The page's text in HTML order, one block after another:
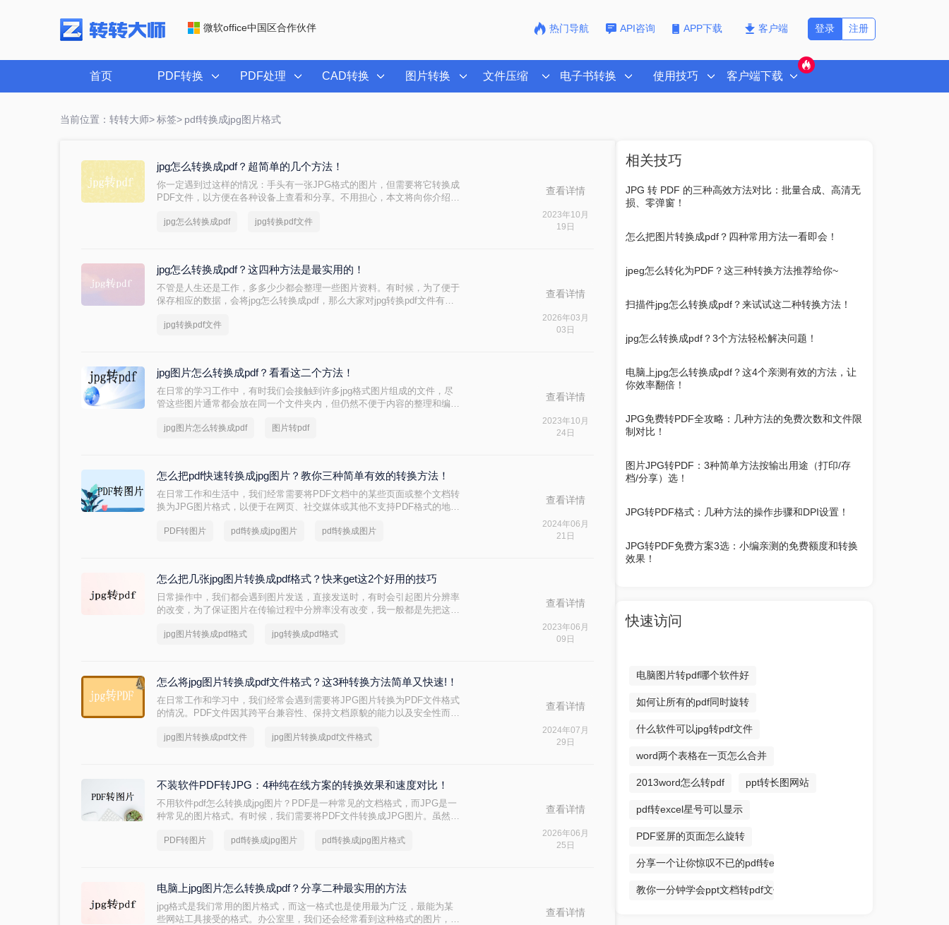
微软office中国区合作伙伴 热门导航 API咨询 APP下载 客户端 注册
登录
首页 PDF转换 PDF处理 CAD转换 图片转换 文件压缩 电子书转换 使用技巧 客户端下载
当前位置：转转大师> 标签> pdf转换成jpg图片格式
jpg怎么转换成pdf？超简单的几个方法！
你一定遇到过这样的情况：手头有一张JPG格式的图片，但需要将它转换成
PDF文件，以方便在各种设备上查看和分享。不用担心，本文将向你介绍
jpg怎么转换成pdf jpg转换pdf文件
查看详情
2023年10月
19日
jpg怎么转换成pdf？这四种方法是最实用的！
不管是人生还是工作，多多少少都会整理一些图片资料。有时候，为了便于
保存相应的数据，会将jpg怎么转换成pdf，那么大家对jpg转换pdf文件有多
些JPG转PDF的方法。
jpg转换pdf文件
查看详情
2026年03月
03日
jpg图片怎么转换成pdf？看看这二个方法！
在日常的学习工作中，有时我们会接触到许多jpg格式图片组成的文件，尽
管这些图片通常都会放在同一个文件夹内，但仍然不便于内容的整理和编
变为PDF格式文件，这样文件内容的位置就可以固定，编辑处理也更加方
jpg图片怎么转换成pdf 图片转pdf
查看详情
2023年10月
24日
怎么把pdf快速转换成jpg图片？教你三种简单有效的转换方法！
在日常工作和生活中，我们经常需要将PDF文档中的某些页面或整个文档转
换为JPG图片格式，以便于在网页、社交媒体或其他不支持PDF格式的地方
换成JPG图片的方法，帮助你轻松实现文件格式的转换。
PDF转图片 pdf转换成jpg图片 pdf转换成图片
查看详情
2024年06月
21日
怎么把几张jpg图片转换成pdf格式？快来get这2个好用的技巧
日常操作中，我们都会遇到图片发送，直接发送时，有时会引起图片分辨率
的改变，为了保证图片在传输过程中分辨率没有改变，我一般都是先把这些
就是我们今天要讲述的重点，下面一起来看看jpg转换成pdf格式的具体步骤
jpg图片转换成pdf格式 jpg转换成pdf格式
查看详情
2023年06月
09日
怎么将jpg图片转换成pdf文件格式？这3种转换方法简单又快速!！
在日常工作和学习中，我们经常会遇到需要将JPG图片转换为PDF文件格式
的情况。PDF文件因其跨平台兼容性、保持文档原貌的能力以及安全性而备
非常实用的操作。那么怎么将jpg图片转换成pdf文件格式呢？本文将详细介
jpg图片转换成pdf文件 jpg图片转换成pdf文件格式
查看详情
2024年07月
29日
不装软件PDF转JPG：4种纯在线方案的转换效果和速度对比！
不用软件pdf怎么转换成jpg图片？PDF是一种常见的文档格式，而JPG是一
种常见的图片格式。有时候，我们需要将PDF文件转换成JPG图片。虽然市
试以下方法。
PDF转图片 pdf转换成jpg图片 pdf转换成jpg图片格式
查看详情
2026年06月
25日
电脑上jpg图片怎么转换成pdf？分享二种最实用的方法
jpg格式是我们常用的图片格式，而这一格式也是使用最为广泛，最能为某
些网站工具接受的格式。办公室里，我们还会经常看到这种格式的图片，不
查看详情
相关技巧
JPG 转 PDF 的三种高效方法对比：批量合成、高清无
损、零弹窗！
怎么把图片转换成pdf？四种常用方法一看即会！
jpeg怎么转化为PDF？这三种转换方法推荐给你~
扫描件jpg怎么转换成pdf？来试试这二种转换方法！
jpg怎么转换成pdf？3个方法轻松解决问题！
电脑上jpg怎么转换成pdf？这4个亲测有效的方法，让
你效率翻倍！
JPG免费转PDF全攻略：几种方法的免费次数和文件限
制对比！
图片JPG转PDF：3种简单方法按输出用途（打印/存
档/分享）选！
JPG转PDF格式：几种方法的操作步骤和DPI设置！
JPG转PDF免费方案3选：小编亲测的免费额度和转换
效果！
快速访问
电脑图片转pdf哪个软件好
如何让所有的pdf同时旋转
什么软件可以jpg转pdf文件
word两个表格在一页怎么合并
2013word怎么转pdf ppt转长图网站
pdf转excel星号可以显示
PDF竖屏的页面怎么旋转
分享一个让你惊叹不已的pdf转excel方法
教你一分钟学会ppt文档转pdf文件